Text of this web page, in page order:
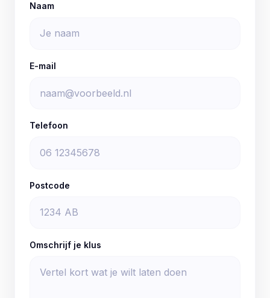
Naam
E-mail
Telefoon
Postcode
Omschrijf je klus